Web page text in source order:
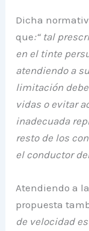
Dicha
que:“ tal
en el tinte
atendiendo a
limitación
vidas o evitar
inadecuada
resto de los
el conductor
Atendiendo a
propuesta
de velocidad